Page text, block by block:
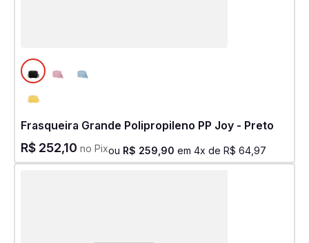
Frasqueira Grande Polipropileno PP Joy - Preto
R$ 252,10 no Pixou R$ 259 90 em 4x de R$ 64 97